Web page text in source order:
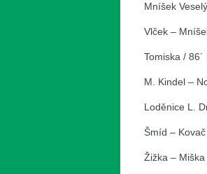
Mníšek Veselý
Vlček –
Tomiska /
M. Kindel –
Loděnice L.
Šmíd –
Žižka –